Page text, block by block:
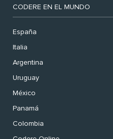
CODERE EN EL MUNDO
España
Italia
Argentina
Uruguay
México
Panamá
Colombia